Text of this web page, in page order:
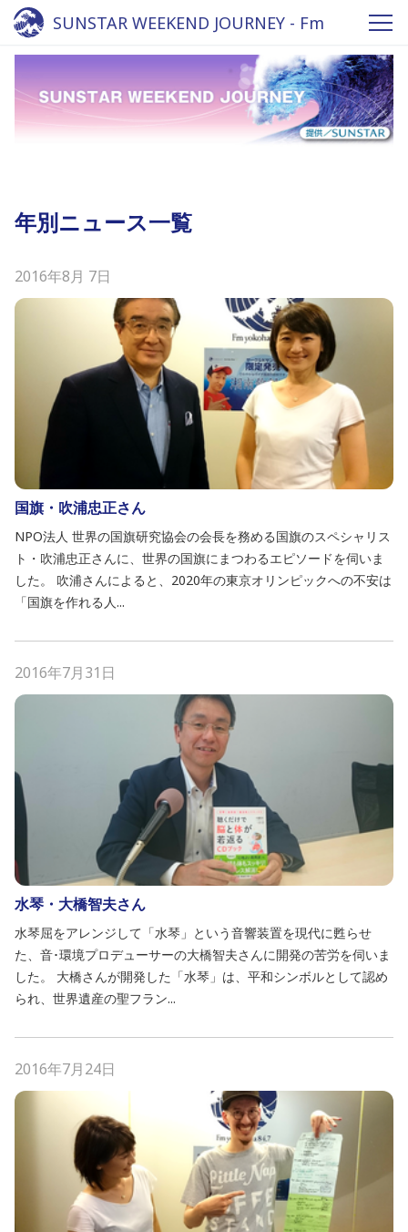
SUNSTAR WEEKEND JOURNEY - Fm
yokohama 84.7
年別ニュース一覧
2016年8月 7日
国旗・吹浦忠正さん
NPO法人 世界の国旗研究協会の会長を務める国旗のスペシャリス
ト・吹浦忠正さんに、世界の国旗にまつわるエピソードを伺いま
した。 吹浦さんによると、2020年の東京オリンピックへの不安は
「国旗を作れる人...
2016年7月31日
水琴・大橋智夫さん
水琴屈をアレンジして「水琴」という音響装置を現代に甦らせ
た、音･環境プロデューサーの大橋智夫さんに開発の苦労を伺いま
した。 大橋さんが開発した「水琴」は、平和シンボルとして認め
られ、世界遺産の聖フラン...
2016年7月24日